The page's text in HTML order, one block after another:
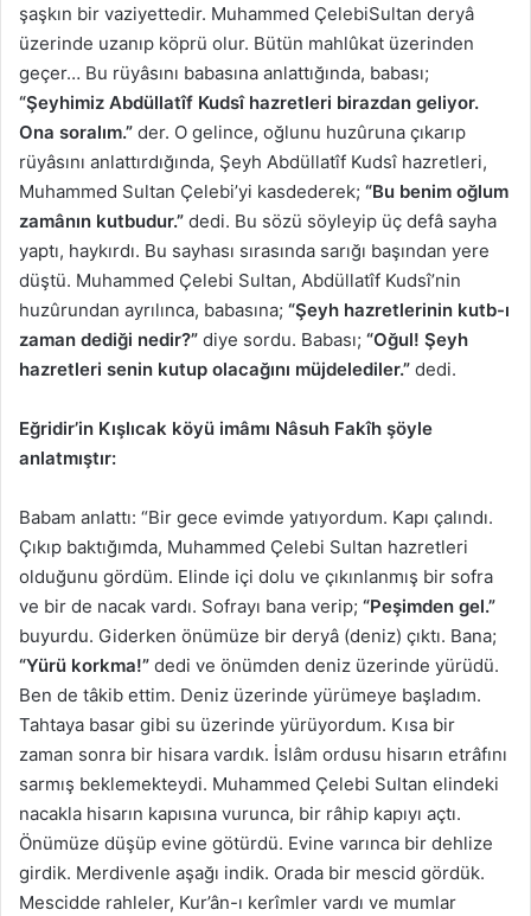
şaşkın bir vaziyettedir. Muhammed ÇelebiSultan deryâ
üzerinde uzanıp köprü olur. Bütün mahlûkat üzerinden
geçer… Bu rüyâsını babasına anlattığında, babası;
“Şeyhimiz Abdüllatîf Kudsî hazretleri birazdan geliyor.
Ona soralım.” der. O gelince, oğlunu huzûruna çıkarıp
rüyâsını anlattırdığında, Şeyh Abdüllatîf Kudsî hazretleri,
Muhammed Sultan Çelebi’yi kasdederek; “Bu benim oğlum
zamânın kutbudur.” dedi. Bu sözü söyleyip üç defâ sayha
yaptı, haykırdı. Bu sayhası sırasında sarığı başından yere
düştü. Muhammed Çelebi Sultan, Abdüllatîf Kudsî’nin
huzûrundan ayrılınca, babasına; “Şeyh hazretlerinin kutb-ı
zaman dediği nedir?” diye sordu. Babası; “Oğul! Şeyh
hazretleri senin kutup olacağını müjdelediler.” dedi.
Eğridir’in Kışlıcak köyü imâmı Nâsuh Fakîh şöyle
anlatmıştır:
Babam anlattı: “Bir gece evimde yatıyordum. Kapı çalındı.
Çıkıp baktığımda, Muhammed Çelebi Sultan hazretleri
olduğunu gördüm. Elinde içi dolu ve çıkınlanmış bir sofra
ve bir de nacak vardı. Sofrayı bana verip; “Peşimden gel.”
buyurdu. Giderken önümüze bir deryâ (deniz) çıktı. Bana;
“Yürü korkma!” dedi ve önümden deniz üzerinde yürüdü.
Ben de tâkib ettim. Deniz üzerinde yürümeye başladım.
Tahtaya basar gibi su üzerinde yürüyordum. Kısa bir
zaman sonra bir hisara vardık. İslâm ordusu hisarın etrâfını
sarmış beklemekteydi. Muhammed Çelebi Sultan elindeki
nacakla hisarın kapısına vurunca, bir râhip kapıyı açtı.
Önümüze düşüp evine götürdü. Evine varınca bir dehlize
girdik. Merdivenle aşağı indik. Orada bir mescid gördük.
Mescidde rahleler, Kur’ân-ı kerîmler vardı ve mumlar